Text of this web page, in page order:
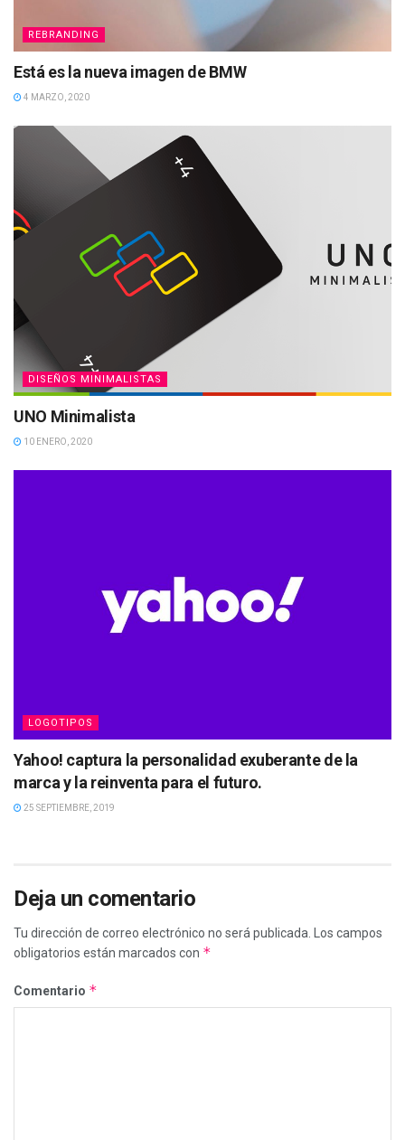
REBRANDING
Está es la nueva imagen de BMW
4 MARZO, 2020
DISEÑOS MINIMALISTAS
UNO Minimalista
10 ENERO, 2020
LOGOTIPOS
Yahoo! captura la personalidad exuberante de la
marca y la reinventa para el futuro.
25 SEPTIEMBRE, 2019
Deja un comentario
Tu dirección de correo electrónico no será publicada. Los campos
obligatorios están marcados con *
Comentario *